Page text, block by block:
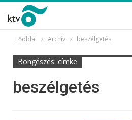
Főoldal Archív beszélgetés
Böngészés: címke
beszélgetés